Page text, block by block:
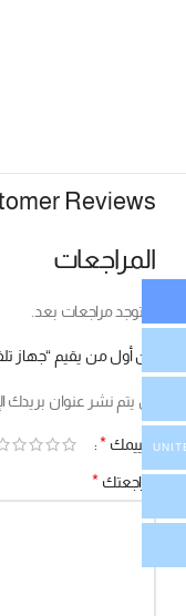
Reviews
المراجعات
لا توجد مراجعات بعد.
كن أول من يقيم “جهاز
لن يتم نشر عنوان بريدك
تقييمك *
مراجعتك *